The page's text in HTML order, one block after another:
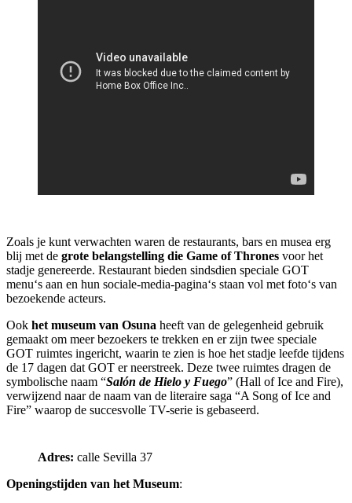
Zoals je kunt verwachten waren de restaurants, bars en musea erg
blij met de grote belangstelling die Game of Thrones voor het
stadje genereerde. Restaurant bieden sindsdien speciale GOT
menu‘s aan en hun sociale-media-pagina‘s staan vol met foto‘s van
bezoekende acteurs.
Ook het museum van Osuna heeft van de gelegenheid gebruik
gemaakt om meer bezoekers te trekken en er zijn twee speciale
GOT ruimtes ingericht, waarin te zien is hoe het stadje leefde tijdens
de 17 dagen dat GOT er neerstreek. Deze twee ruimtes dragen de
symbolische naam “Salón de Hielo y Fuego” (Hall of Ice and Fire),
verwijzend naar de naam van de literaire saga “A Song of Ice and
Fire” waarop de succesvolle TV-serie is gebaseerd.
Adres: calle Sevilla 37
Openingstijden van het Museum: